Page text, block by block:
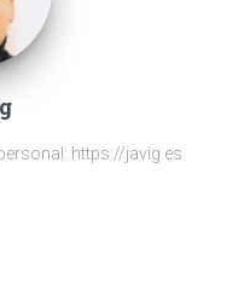
https://javig.es